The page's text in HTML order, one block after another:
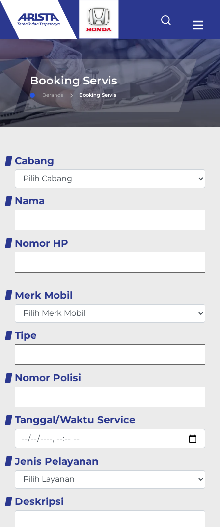
Booking Servis
Beranda Booking Servis
Cabang
Nama
Nomor HP
Merk Mobil
Tipe
Nomor Polisi
Tanggal/Waktu Service
Jenis Pelayanan
Deskripsi